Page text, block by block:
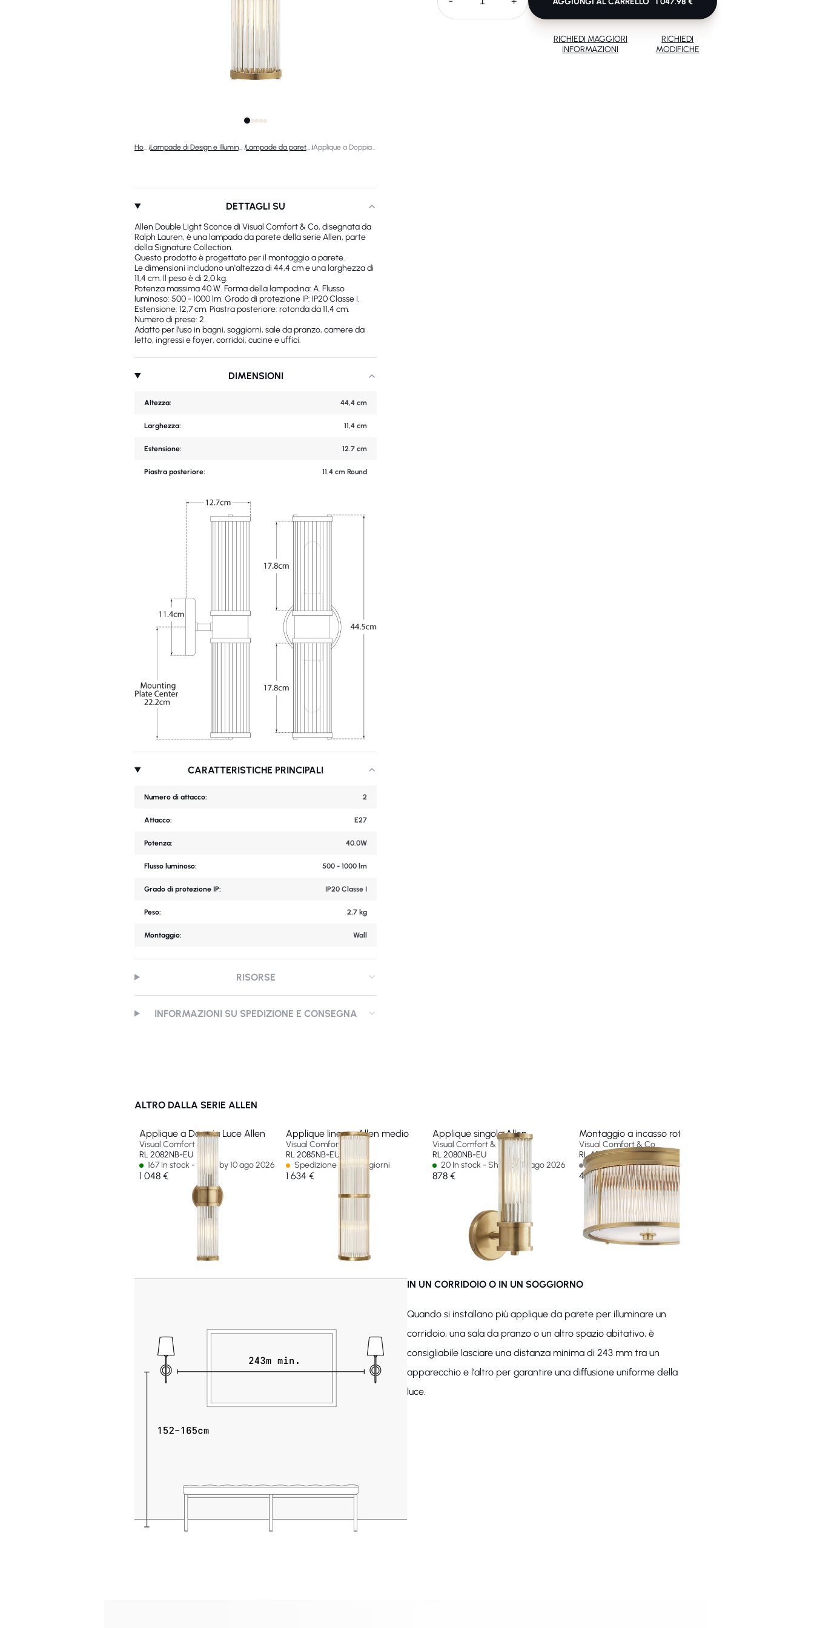
Home / Lampade di Design e Illuminazione di Lusso / Lampade da parete di design / Applique a Doppia Luce Allen
DETTAGLI SU
Allen Double Light Sconce di Visual Comfort & Co, disegnata da
Ralph Lauren, è una lampada da parete della serie Allen, parte
della Signature Collection.
Questo prodotto è progettato per il montaggio a parete.
Le dimensioni includono un'altezza di 44,4 cm e una larghezza di
11,4 cm. Il peso è di 2,0 kg.
Potenza massima 40 W. Forma della lampadina: A. Flusso
luminoso: 500 - 1000 lm. Grado di protezione IP: IP20 Classe I.
Estensione: 12,7 cm. Piastra posteriore: rotonda da 11,4 cm.
Numero di prese: 2.
Adatto per l'uso in bagni, soggiorni, sale da pranzo, camere da
letto, ingressi e foyer, corridoi, cucine e uffici.
DIMENSIONI
Altezza: 44,4 cm
Larghezza: 11,4 cm
Estensione: 12.7 cm
Piastra posteriore: 11.4 cm Round
CARATTERISTICHE PRINCIPALI
Numero di attacco: 2
Attacco: E27
Potenza: 40.0W
Flusso luminoso: 500 - 1000 lm
Grado di protezione IP: IP20 Classe I
Peso: 2,7 kg
Montaggio: Wall
RISORSE
INFORMAZIONI SU SPEDIZIONE E CONSEGNA
RICHIEDI MAGGIORI
INFORMAZIONI
RICHIEDI
MODIFICHE
ALTRO DALLA SERIE ALLEN
Applique a Doppia Luce Allen
Visual Comfort & Co
RL 2082NB-EU
167 In stock - Ships by 10 ago 2026
1 048 €
Applique lineare Allen medio
Visual Comfort & Co
RL 2085NB-EU
Spedizione in 14-30 giorni
1 634 €
Applique singolo Allen
Visual Comfort & Co
RL 2080NB-EU
20 In stock - Ships by 13 ago 2026
878 €
Montaggio a incasso rotondo Allen medio
Visual Comfort & Co
RL 4800NB-EU
Non disponibile
469 €
IN UN CORRIDOIO O IN UN SOGGIORNO
Quando si installano più applique da parete per illuminare un
corridoio, una sala da pranzo o un altro spazio abitativo, è
consigliabile lasciare una distanza minima di 243 mm tra un
apparecchio e l'altro per garantire una diffusione uniforme della
luce.